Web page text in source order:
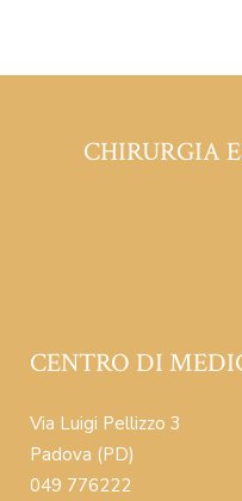
CHIRURGIA
CENTRO DI
Via Luigi Pellizzo 3
Padova (PD)
049 776222